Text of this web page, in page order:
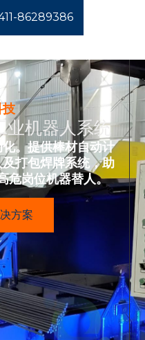
86289386
技
业机器人系统
。提供棒材自动计
打包焊牌系统，助
危岗位机器替人。
方案